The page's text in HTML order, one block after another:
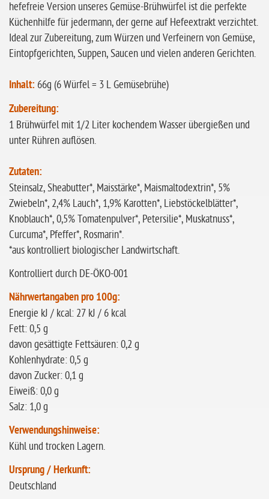
ohne
Sonnenblumen
ohne Palmöl
hefefreie Version unseres Gemüse-Brühwürfel ist die perfekte
Küchenhilfe für jedermann, der gerne auf Hefeextrakt verzichtet.
Ideal zur Zubereitung, zum Würzen und Verfeinern von Gemüse,
Eintopfgerichten, Suppen, Saucen und vielen anderen Gerichten.
Inhalt: 66g (6 Würfel = 3 L Gemüsebrühe)
Zubereitung:
1 Brühwürfel mit 1/2 Liter kochendem Wasser übergießen und
unter Rühren auflösen.
Zutaten:
Steinsalz, Sheabutter*, Maisstärke*, Maismaltodextrin*, 5%
Zwiebeln*, 2,4% Lauch*, 1,9% Karotten*, Liebstöckelblätter*,
Knoblauch*, 0,5% Tomatenpulver*, Petersilie*, Muskatnuss*,
Curcuma*, Pfeffer*, Rosmarin*.
*aus kontrolliert biologischer Landwirtschaft.
Kontrolliert durch DE-ÖKO-001
Nährwertangaben pro 100g:
Energie kJ / kcal: 27 kJ / 6 kcal
Fett: 0,5 g
davon gesättigte Fettsäuren: 0,2 g
Kohlenhydrate: 0,5 g
davon Zucker: 0,1 g
Eiweiß: 0,0 g
Salz: 1,0 g
Verwendungshinweise:
Kühl und trocken Lagern.
Ursprung / Herkunft:
Deutschland